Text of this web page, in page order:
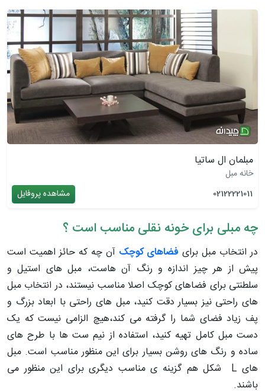
مبلمان ال ساتیا
خانه مبل
02122221011
مشاهده پروفایل
چه مبلی برای خونه نقلی مناسب است ؟
در انتخاب مبل برای فضاهای کوچک آن چه که حائز اهمیت است
پیش از هر چیز اندازه و رنگ آن هاست، مبل های استیل و
سلطنتی برای فضاهای کوچک اصلا مناسب نیستند، در انتخاب مبل
های راحتی نیز بسیار دقت کنید، مبل های راحتی با ابعاد بزرگ و
پف زیاد فضای شما را گرفته می کند،هیچ الزامی نیست که یک
دست مبل کامل تهیه کنید، استفاده از نیم ست ها با طرح های
ساده و رنگ های روشن بسیار برای این منظور مناسب است. مبل
های L شکل هم گزینه ی مناسب دیگری برای این منظور می
باشند.